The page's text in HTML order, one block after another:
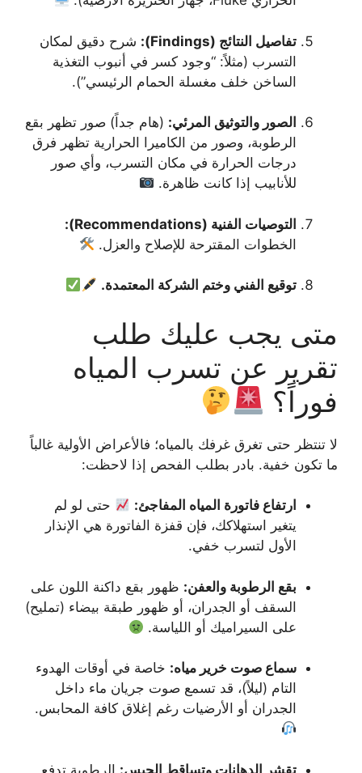
تفاصيل النتائج (Findings):
شرح دقيق لمكان
التسرب (مثلاً: “وجود كسر في أنبوب التغذية
الساخن خلف مغسلة الحمام الرئيسي”).
الصور والتوثيق المرئي: (هام جداً) صور تظهر بقع
الرطوبة، وصور من الكاميرا الحرارية تظهر فرق
درجات الحرارة في مكان التسرب، وأي صور
للأنابيب إذا كانت ظاهرة.
التوصيات الفنية (Recommendations):
الخطوات المقترحة للإصلاح والعزل.
توقيع الفني وختم الشركة المعتمدة.
متى يجب عليك طلب
تقرير عن تسرب المياه
فوراً؟
لا تنتظر حتى تغرق غرفك بالمياه؛ فالأعراض الأولية غالباً
ما تكون خفية. بادر بطلب الفحص إذا لاحظت:
ارتفاع فاتورة المياه المفاجئ:
حتى لو لم
يتغير استهلاكك، فإن قفزة الفاتورة هي الإنذار
الأول لتسرب خفي.
بقع الرطوبة والعفن: ظهور بقع داكنة اللون على
السقف أو الجدران، أو ظهور طبقة بيضاء (تمليح)
على السيراميك أو اللياسة.
سماع صوت خرير مياه: خاصة في أوقات الهدوء
التام (ليلاً)، قد تسمع صوت جريان ماء داخل
الجدران أو الأرضيات رغم إغلاق كافة المحابس.
تقشر الدهانات وتساقط الجبس: الرطوبة تدفع